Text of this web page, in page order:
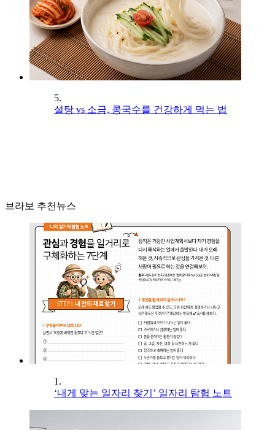
5.
설탕 vs 소금, 콩국수를 건강하게 먹는 법
브라보 추천뉴스
1.
‘내게 맞는 일자리 찾기’ 일자리 탐험 노트